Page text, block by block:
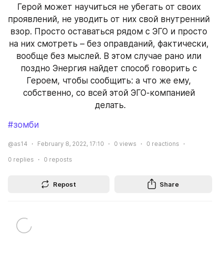
Герой может научиться не убегать от своих
проявлений, не уводить от них свой внутренний
взор. Просто оставаться рядом с ЭГО и просто
на них смотреть – без оправданий, фактически,
вообще без мыслей. В этом случае рано или
поздно Энергия найдет способ говорить с
Героем, чтобы сообщить: а что же ему,
собственно, со всей этой ЭГО-компанией
делать.
#зомби
@as14 February 8, 2022, 17:10 0 views 0 reactions
0 replies 0 reposts
Repost Share